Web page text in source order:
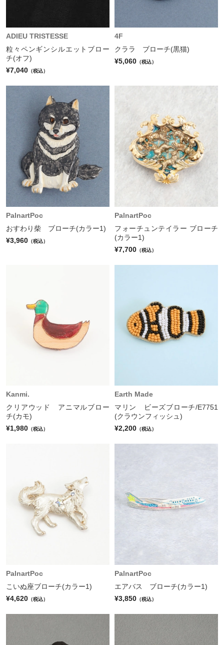
ADIEU TRISTESSE
粒々ペンギンシルエットブロー
チ(オフ)
¥7,040 （税込）
4F
クララ ブローチ(黒猫)
¥5,060 （税込）
PalnartPoc
おすわり柴 ブローチ(カラー1)
¥3,960 （税込）
PalnartPoc
フォーチュンテイラー ブローチ
(カラー1)
¥7,700 （税込）
Kanmi.
クリアウッド アニマルブロー
チ(カモ)
¥1,980 （税込）
Earth Made
マリン ビーズブローチ/E7751
(クラウンフィッシュ)
¥2,200 （税込）
PalnartPoc
こいぬ座ブローチ(カラー1)
¥4,620 （税込）
PalnartPoc
エアバス ブローチ(カラー1)
¥3,850 （税込）